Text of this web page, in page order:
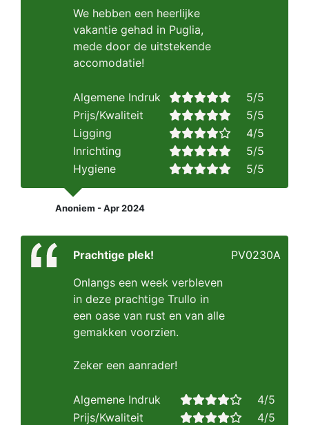
We hebben een heerlijke
vakantie gehad in Puglia,
mede door de uitstekende
accomodatie!
Algemene Indruk
5/5
Prijs/Kwaliteit
5/5
Ligging
4/5
Inrichting
5/5
Hygiene
5/5
Anoniem - Apr 2024
Prachtige plek!
Onlangs een week verbleven
in deze prachtige Trullo in
een oase van rust en van alle
gemakken voorzien.
Zeker een aanrader!
PV0230A
Algemene Indruk
4/5
Prijs/Kwaliteit
4/5